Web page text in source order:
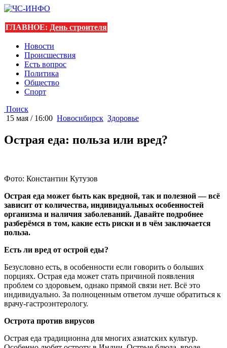
ГЛАВНОЕ: День строителя
Новости
Происшествия
Есть вопрос
Политика
Общество
Спорт
Поиск
15 мая / 16:00 Новосибирск Здоровье
Острая еда: польза или вред?
Фото: Константин Кутузов
Острая еда может быть как вредной, так и полезной — всё
зависит от количества, индивидуальных особенностей
организма и наличия заболеваний. Давайте подробнее
разберёмся в том, какие есть риски и в чём заключается
польза.
Есть ли вред от острой еды?
Безусловно есть, в особенности если говорить о больших
порциях. Острая еда может стать причиной появления
проблем со здоровьем, однако прямой связи нет. Всё это
индивидуально. За полноценным ответом лучше обратиться к
врачу-гастроэнтерологу.
Острота против вирусов
Острая еда традиционна для многих азиатских культур.